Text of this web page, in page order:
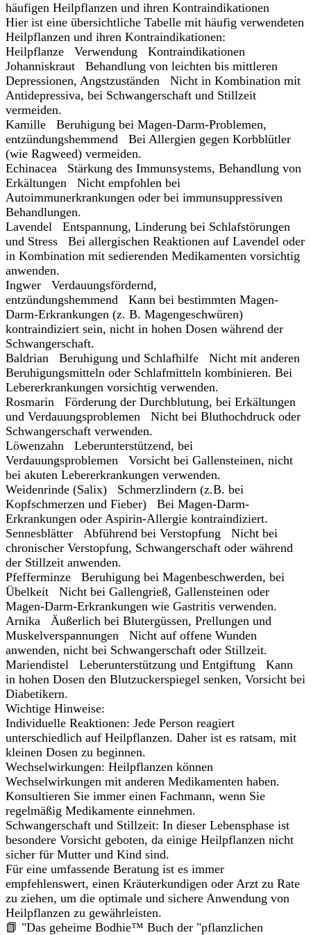
häufigen Heilpflanzen und ihren Kontraindikationen
Hier ist eine übersichtliche Tabelle mit häufig verwendeten
Heilpflanzen und ihren Kontraindikationen:
Heilpflanze Verwendung Kontraindikationen
Johanniskraut Behandlung von leichten bis mittleren
Depressionen, Angstzuständen Nicht in Kombination mit
Antidepressiva, bei Schwangerschaft und Stillzeit
vermeiden.
Kamille Beruhigung bei Magen-Darm-Problemen,
entzündungshemmend Bei Allergien gegen Korbblütler
(wie Ragweed) vermeiden.
Echinacea Stärkung des Immunsystems, Behandlung von
Erkältungen Nicht empfohlen bei
Autoimmunerkrankungen oder bei immunsuppressiven
Behandlungen.
Lavendel Entspannung, Linderung bei Schlafstörungen
und Stress Bei allergischen Reaktionen auf Lavendel oder
in Kombination mit sedierenden Medikamenten vorsichtig
anwenden.
Ingwer Verdauungsfördernd,
entzündungshemmend Kann bei bestimmten Magen-
Darm-Erkrankungen (z. B. Magengeschwüren)
kontraindiziert sein, nicht in hohen Dosen während der
Schwangerschaft.
Baldrian Beruhigung und Schlafhilfe Nicht mit anderen
Beruhigungsmitteln oder Schlafmitteln kombinieren. Bei
Lebererkrankungen vorsichtig verwenden.
Rosmarin Förderung der Durchblutung, bei Erkältungen
und Verdauungsproblemen Nicht bei Bluthochdruck oder
Schwangerschaft verwenden.
Löwenzahn Leberunterstützend, bei
Verdauungsproblemen Vorsicht bei Gallensteinen, nicht
bei akuten Lebererkrankungen verwenden.
Weidenrinde (Salix) Schmerzlindern (z.B. bei
Kopfschmerzen und Fieber) Bei Magen-Darm-
Erkrankungen oder Aspirin-Allergie kontraindiziert.
Sennesblätter Abführend bei Verstopfung Nicht bei
chronischer Verstopfung, Schwangerschaft oder während
der Stillzeit anwenden.
Pfefferminze Beruhigung bei Magenbeschwerden, bei
Übelkeit Nicht bei Gallengrieß, Gallensteinen oder
Magen-Darm-Erkrankungen wie Gastritis verwenden.
Arnika Äußerlich bei Blutergüssen, Prellungen und
Muskelverspannungen Nicht auf offene Wunden
anwenden, nicht bei Schwangerschaft oder Stillzeit.
Mariendistel Leberunterstützung und Entgiftung Kann
in hohen Dosen den Blutzuckerspiegel senken, Vorsicht bei
Diabetikern.
Wichtige Hinweise:
Individuelle Reaktionen: Jede Person reagiert
unterschiedlich auf Heilpflanzen. Daher ist es ratsam, mit
kleinen Dosen zu beginnen.
Wechselwirkungen: Heilpflanzen können
Wechselwirkungen mit anderen Medikamenten haben.
Konsultieren Sie immer einen Fachmann, wenn Sie
regelmäßig Medikamente einnehmen.
Schwangerschaft und Stillzeit: In dieser Lebensphase ist
besondere Vorsicht geboten, da einige Heilpflanzen nicht
sicher für Mutter und Kind sind.
Für eine umfassende Beratung ist es immer
empfehlenswert, einen Kräuterkundigen oder Arzt zu Rate
zu ziehen, um die optimale und sichere Anwendung von
Heilpflanzen zu gewährleisten.
📗 "Das geheime Bodhie™ Buch der "pflanzlichen